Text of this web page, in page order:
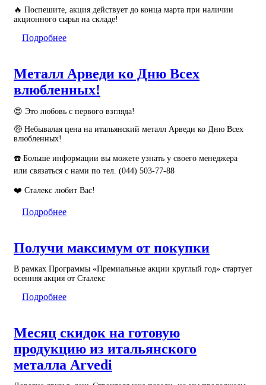
🔥 Поспешите, акция действует до конца марта при наличии
акционного сырья на складе!
Подробнее
Металл Арведи ко Дню Всех
влюбленных!
😍 Это любовь с первого взгляда!
🤑 Небывалая цена на итальянский металл Арведи ко Дню Всех
влюбленных!
☎️ Больше информации вы можете узнать у своего менеджера
или связаться с нами по тел. (044) 503-77-88
❤️ Сталекс любит Вас!
Подробнее
Получи максимум от покупки
В рамках Программы «Премиальные акции круглый год» стартует
осенняя акция от Сталекс
Подробнее
Месяц скидок на готовую
продукцию из итальянского
металла Arvedi